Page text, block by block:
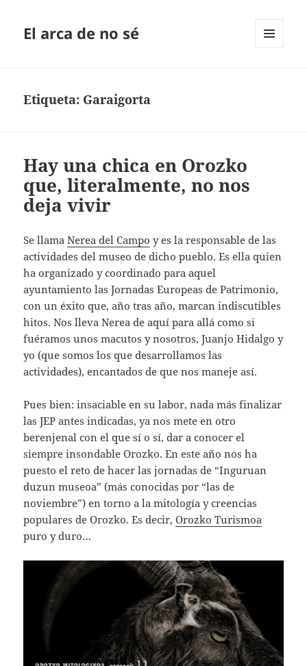
El arca de no sé
Etiqueta: Garaigorta
Hay una chica en Orozko
que, literalmente, no nos
deja vivir
Se llamaNerea del Campo y es la responsable de las
actividades del museo de dicho pueblo. Es ella quien
ha organizado y coordinado para aquel
ayuntamiento las Jornadas Europeas de Patrimonio,
con un éxito que, año tras año, marcan indiscutibles
hitos. Nos lleva Nerea de aquí para allá como si
fuéramos unos macutos y nosotros, Juanjo Hidalgo y
yo (que somos los que desarrollamos las
actividades), encantados de que nos maneje así.
Pues bien: insaciable en su labor, nada más finalizar
las JEP antes indicadas, ya nos mete en otro
berenjenal con el que sí o sí, dar a conocer el
siempre insondable Orozko. En este año nos ha
puesto el reto de hacer las jornadas de “Inguruan
duzun museoa” (más conocidas por “las de
noviembre”) en torno a la mitología y creencias
populares de Orozko. Es decir,Orozko Turismoa
puro y duro…